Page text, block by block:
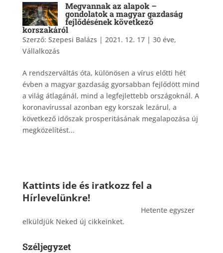
Megvannak az alapok –
gondolatok a magyar gazdaság
fejlődésének következő
korszakáról
Szerző: Szepesi Balázs | 2021. 12. 17| 30 éve,
Vállalkozás
A rendszerváltás óta, különösen a vírus előtti hét
évben a magyar gazdaság gyorsabban fejlődött mind
a világ átlagánál, mind a legfejlettebb országoknál. A
koronavírussal azonban egy korszak lezárul, a
következő időszak prosperitásának megalapozása új
megközelítést...
Kattints ide és iratkozz fel a
Hírlevelünkre!
Hetente egyszer
elküldjük Neked új cikkeinket.
Széljegyzet